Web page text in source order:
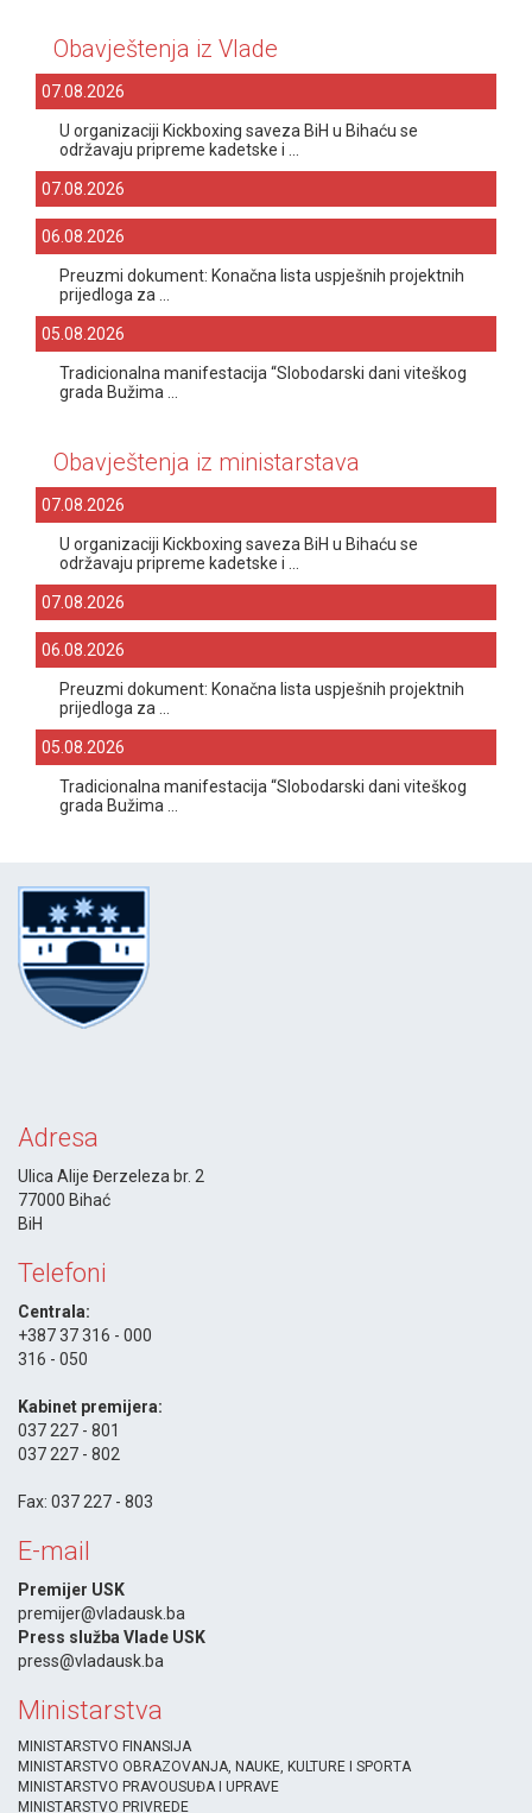
Obavještenja iz Vlade
07.08.2026
U organizaciji Kickboxing saveza BiH u Bihaću se
održavaju pripreme kadetske i ...
07.08.2026
06.08.2026
Preuzmi dokument: Konačna lista uspješnih projektnih
prijedloga za ...
05.08.2026
Tradicionalna manifestacija “Slobodarski dani viteškog
grada Bužima ...
Obavještenja iz ministarstava
07.08.2026
U organizaciji Kickboxing saveza BiH u Bihaću se
održavaju pripreme kadetske i ...
07.08.2026
06.08.2026
Preuzmi dokument: Konačna lista uspješnih projektnih
prijedloga za ...
05.08.2026
Tradicionalna manifestacija “Slobodarski dani viteškog
grada Bužima ...
Adresa
Ulica Alije Đerzeleza br. 2
77000 Bihać
BiH
Telefoni
Centrala:
+387 37 316 - 000
316 - 050
Kabinet premijera:
037 227 - 801
037 227 - 802
Fax: 037 227 - 803
E-mail
Premijer USK
premijer@vladausk.ba
Press služba Vlade USK
press@vladausk.ba
Ministarstva
MINISTARSTVO FINANSIJA
MINISTARSTVO OBRAZOVANJA, NAUKE, KULTURE I SPORTA
MINISTARSTVO PRAVOUSUĐA I UPRAVE
MINISTARSTVO PRIVREDE